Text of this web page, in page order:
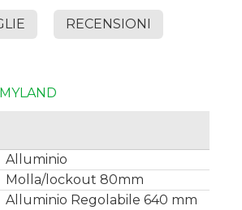
RECENSIONI
MYLAND
Alluminio
Molla/lockout 80mm
Alluminio Regolabile 640 mm